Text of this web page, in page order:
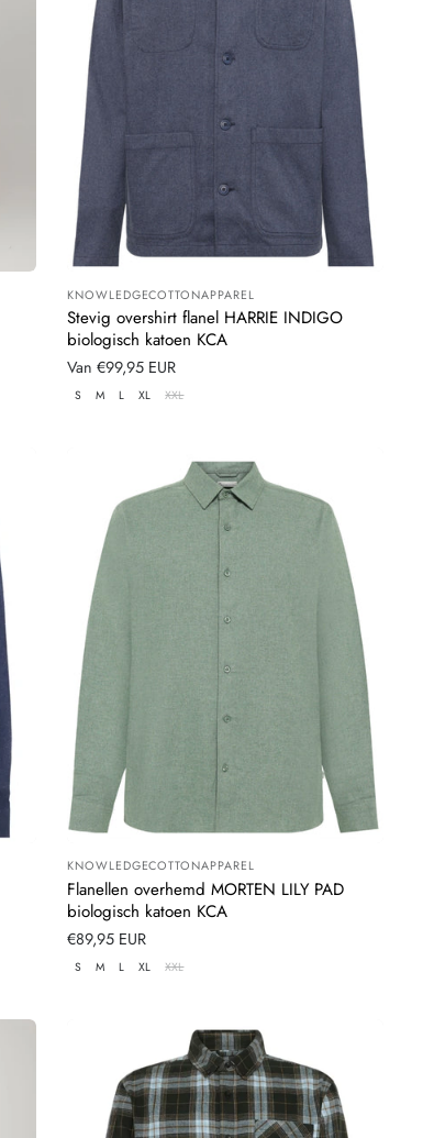
Leverancier:
KNOWLEDGECOTTONAPPAREL
Stevig overshirt flanel HARRIE INDIGO
biologisch katoen KCA
Normale
prijs
Van €99,95 EUR
S M L XL XXL
Leverancier:
KNOWLEDGECOTTONAPPAREL
Flanellen overhemd MORTEN LILY PAD
biologisch katoen KCA
Normale
prijs
€89,95 EUR
S M L XL XXL